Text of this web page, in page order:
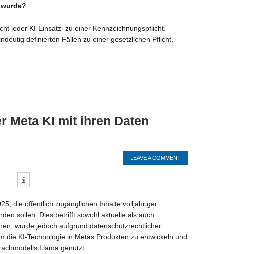
jeder KI-Einsatz zu einer Kennzeichnungspflicht.
definierten Fällen zu einer gesetzlichen Pflicht,
Meta KI mit ihren Daten
LEAVE A COMMENT
die öffentlich zugänglichen Inhalte volljähriger
sollen. Dies betrifft sowohl aktuelle als auch
wurde jedoch aufgrund datenschutzrechtlicher
KI-Technologie in Metas Produkten zu entwickeln und
Llama genutzt.